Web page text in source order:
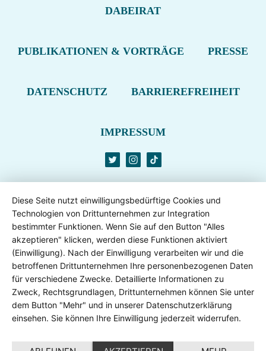
DABEIRAT
PUBLIKATIONEN & VORTRÄGE PRESSE
DATENSCHUTZ BARRIEREFREIHEIT
IMPRESSUM
Diese Seite nutzt einwilligungsbedürftige Cookies und
Technologien von Drittunternehmen zur Integration
bestimmter Funktionen. Wenn Sie auf den Button "Alles
akzeptieren" klicken, werden diese Funktionen aktiviert
(Einwilligung). Nach der Einwilligung verarbeiten wir und die
betroffenen Drittunternehmen Ihre personenbezogenen Daten
für verschiedene Zwecke. Detaillierte Informationen zu
Zweck, Rechtsgrundlagen, Drittunternehmen können Sie unter
dem Button "Mehr" und in unserer Datenschutzerklärung
einsehen. Sie können Ihre Einwilligung jederzeit widerrufen.